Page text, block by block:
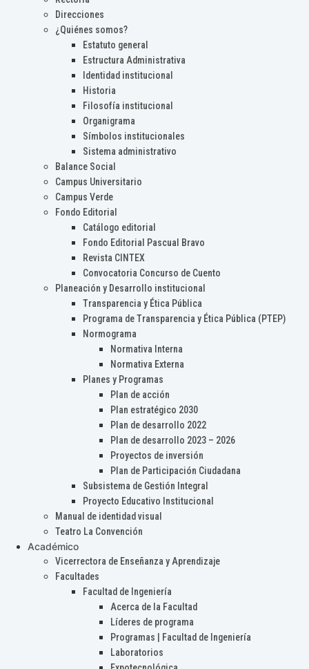
Direcciones
¿Quiénes somos?
Estatuto general
Estructura Administrativa
Identidad institucional
Historia
Filosofía institucional
Organigrama
Símbolos institucionales
Sistema administrativo
Balance Social
Campus Universitario
Campus Verde
Fondo Editorial
Catálogo editorial
Fondo Editorial Pascual Bravo
Revista CINTEX
Convocatoria Concurso de Cuento
Planeación y Desarrollo institucional
Transparencia y Ética Pública
Programa de Transparencia y Ética Pública (PTEP)
Normograma
Normativa Interna
Normativa Externa
Planes y Programas
Plan de acción
Plan estratégico 2030
Plan de desarrollo 2022
Plan de desarrollo 2023 – 2026
Proyectos de inversión
Plan de Participación Ciudadana
Subsistema de Gestión Integral
Proyecto Educativo Institucional
Manual de identidad visual
Teatro La Convención
Académico
Vicerrectora de Enseñanza y Aprendizaje
Facultades
Facultad de Ingeniería
Acerca de la Facultad
Líderes de programa
Programas | Facultad de Ingeniería
Laboratorios